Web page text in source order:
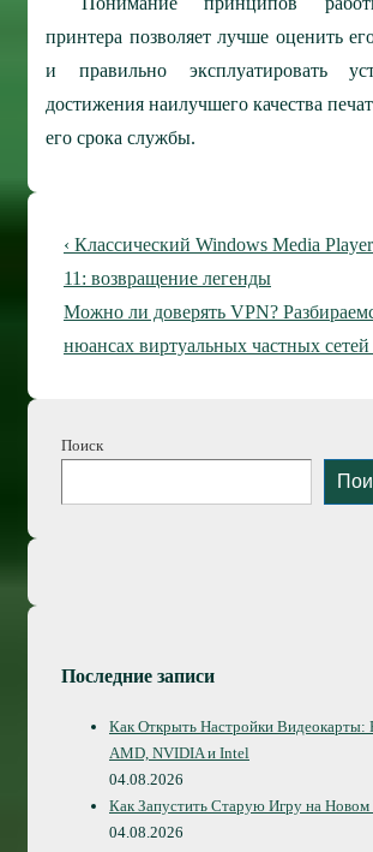
принтера позволяет лучше оценить
и правильно эксплуатировать
достижения наилучшего качества
его срока службы.
Навигация
по
записям
Предыдущая
запись
‹ Классический Windows Media
11: возвращение легенды
Следующая
запись
Можно ли доверять VPN?
нюансах виртуальных частных сетей
Поиск
Последние записи
Как Открыть Настройки Видеокарты:
AMD, NVIDIA и Intel
04.08.2026
Как Запустить Старую Игру на
04.08.2026